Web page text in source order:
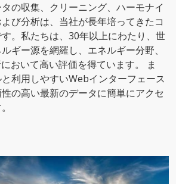
の収集、クリーニング、ハーモナイ
び分析は、当社が長年培ってきたコ
。私たちは、30年以上にわたり、世
ギー源を網羅し、エネルギー分野、
おいて高い評価を得ています。 ま
利用しやすいWebインターフェース
の高い最新のデータに簡単にアクセ